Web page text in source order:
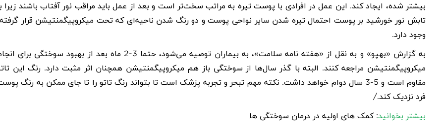
بیشتر شده، ایجاد کند. این عمل در افرادی با پوست تیره به مراتب سخت‌تر است و بعد از عمل باید مراقب نور آفتاب باشند زیرا
تابش نور خورشید بر پوست احتمال تیره شدن سایر نواحی پوست و دو رنگ شدن ناحیه‌ای که تحت میکروپیگمنتیشن قرار
وجود دارد.
به گزارش «بهپو» و به نقل از «هفته نامه سلامت»، به بیماران توصیه می‌شود، حتما 3-2 ماه بعد از بهبود سوختگی برای
میکروپیگمنتیشن مراجعه کنند. البته با گذر سال‌ها از سوختگی باز هم میکروپیگمنتیشن همچنان اثر مثبت دارد. رنگ این
مقاوم است و 5-3 سال دوام خواهد داشت. نکته مهم تبحر و تجربه پزشک است تا بتواند رنگ تاتو را تا جای ممکن به رنگ
فرد نزدیک کند./
بیشتر بخوانید:کمک های اولیه در درمان سوختگی ها